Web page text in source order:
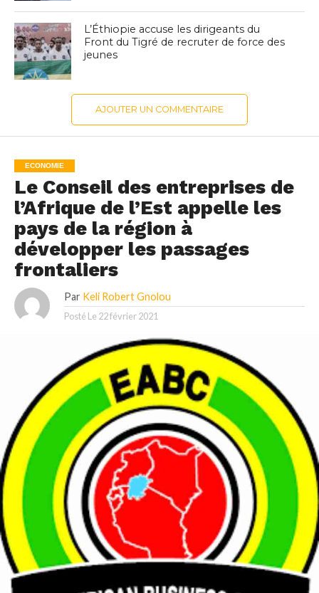
L’Éthiopie accuse les dirigeants du
Front du Tigré de recruter de force des
jeunes
AJOUTER UN COMMENTAIRE
ECONOMIE
Le Conseil des entreprises de
l’Afrique de l’Est appelle les
pays de la région à
développer les passages
frontaliers
Par Keli Robert Gnolou
Posté Le 22 février 2021